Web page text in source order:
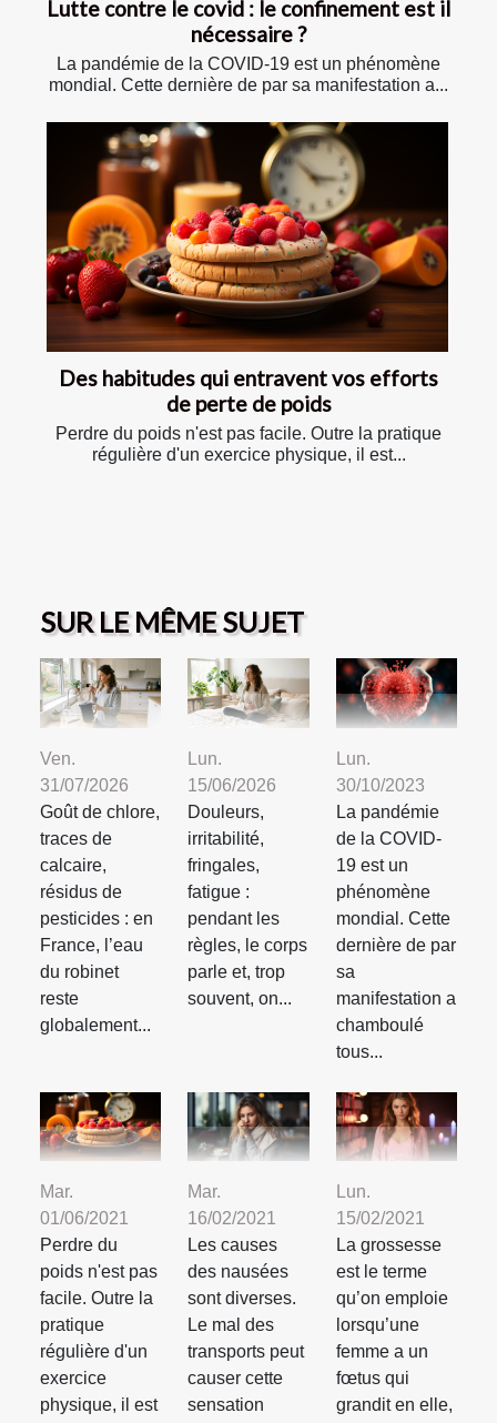
Lutte contre le covid : le confinement est il
nécessaire ?
La pandémie de la COVID-19 est un phénomène
mondial. Cette dernière de par sa manifestation a...
Des habitudes qui entravent vos efforts
de perte de poids
Perdre du poids n'est pas facile. Outre la pratique
régulière d'un exercice physique, il est...
SUR LE MÊME SUJET
Ven.
31/07/2026
Goût de chlore,
traces de
calcaire,
résidus de
pesticides : en
France, l’eau
du robinet
reste
globalement...
Lun.
15/06/2026
Douleurs,
irritabilité,
fringales,
fatigue :
pendant les
règles, le corps
parle et, trop
souvent, on...
Lun.
30/10/2023
La pandémie
de la COVID-
19 est un
phénomène
mondial. Cette
dernière de par
sa
manifestation a
chamboulé
tous...
Mar.
01/06/2021
Perdre du
poids n'est pas
facile. Outre la
pratique
régulière d'un
exercice
physique, il est
Mar.
16/02/2021
Les causes
des nausées
sont diverses.
Le mal des
transports peut
causer cette
sensation
Lun.
15/02/2021
La grossesse
est le terme
qu’on emploie
lorsqu’une
femme a un
fœtus qui
grandit en elle,